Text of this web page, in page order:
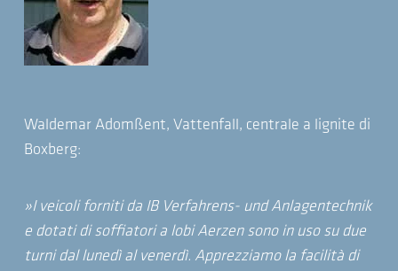
Waldemar Adomßent, Vattenfall, centrale a lignite di
Boxberg:
»I veicoli forniti da IB Verfahrens- und Anlagentechnik
e dotati di soffiatori a lobi Aerzen sono in uso su due
turni dal lunedì al venerdì. Apprezziamo la facilità di